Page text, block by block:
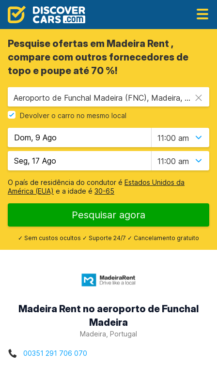
Pesquise ofertas em Madeira Rent ,
compare com outros fornecedores de
topo e poupe até 70 %!
Aeroporto de Funchal Madeira (FNC), Madeira, Portugal
Devolver o carro no mesmo local
11:00 am
11:00 am
O país de residência do condutor é Estados Unidos da
América (EUA) e a idade é 30-65
Pesquisar agora
✓ Sem custos ocultos ✓ Suporte 24/7 ✓ Cancelamento gratuito
Madeira Rent no aeroporto de Funchal
Madeira
Madeira, Portugal
00351 291 706 070